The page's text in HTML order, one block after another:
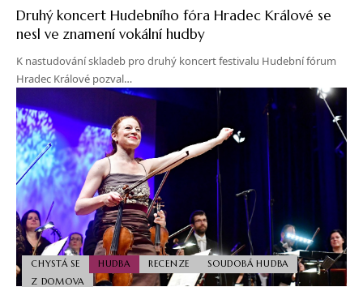
Druhý koncert Hudebního fóra Hradec Králové se
nesl ve znamení vokální hudby
K nastudování skladeb pro druhý koncert festivalu Hudební fórum
Hradec Králové pozval…
CHYSTÁ SE HUDBA RECENZE
SOUDOBÁ HUDBA
Z DOMOVA